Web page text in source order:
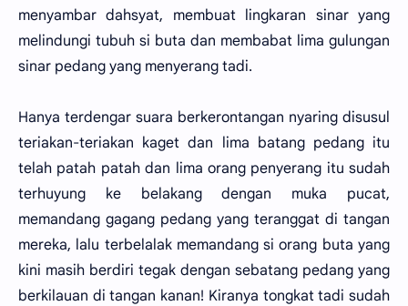
menyambar dahsyat, membuat lingkaran sinar yang
melindungi tubuh si buta dan membabat lima gulungan
sinar pedang yang menyerang tadi.
Hanya terdengar suara berkerontangan nyaring disusul
teriakan-teriakan kaget dan lima batang pedang itu
telah patah patah dan lima orang penyerang itu sudah
terhuyung ke belakang dengan muka pucat,
memandang gagang pedang yang teranggat di tangan
mereka, lalu terbelalak memandang si orang buta yang
kini masih berdiri tegak dengan sebatang pedang yang
berkilauan di tangan kanan! Kiranya tongkat tadi sudah